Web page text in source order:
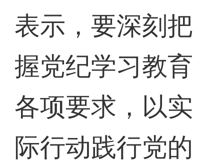
表示，要深刻把
握党纪学习教育
各项要求，以实
际行动践行党的